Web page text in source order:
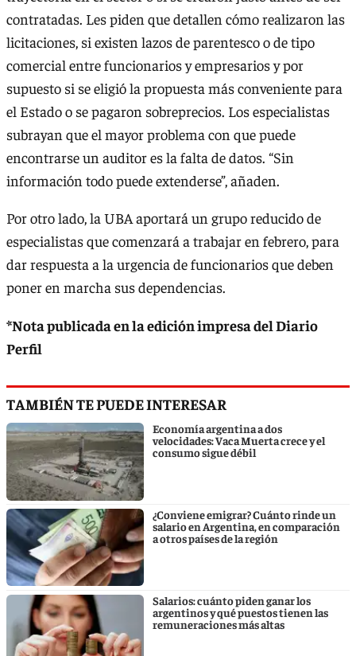
contratadas. Les piden que detallen cómo realizaron las
licitaciones, si existen lazos de parentesco o de tipo
comercial entre funcionarios y empresarios y por
supuesto si se eligió la propuesta más conveniente para
el Estado o se pagaron sobreprecios. Los especialistas
subrayan que el mayor problema con que puede
encontrarse un auditor es la falta de datos. “Sin
información todo puede extenderse”, añaden.
Por otro lado, la UBA aportará un grupo reducido de
especialistas que comenzará a trabajar en febrero, para
dar respuesta a la urgencia de funcionarios que deben
poner en marcha sus dependencias.
*Nota publicada en la edición impresa del Diario
Perfil
TAMBIÉN TE PUEDE INTERESAR
Economía argentina a dos
velocidades: Vaca Muerta crece y el
consumo sigue débil
¿Conviene emigrar? Cuánto rinde un
salario en Argentina, en comparación
a otros países de la región
Salarios: cuánto piden ganar los
argentinos y qué puestos tienen las
remuneraciones más altas